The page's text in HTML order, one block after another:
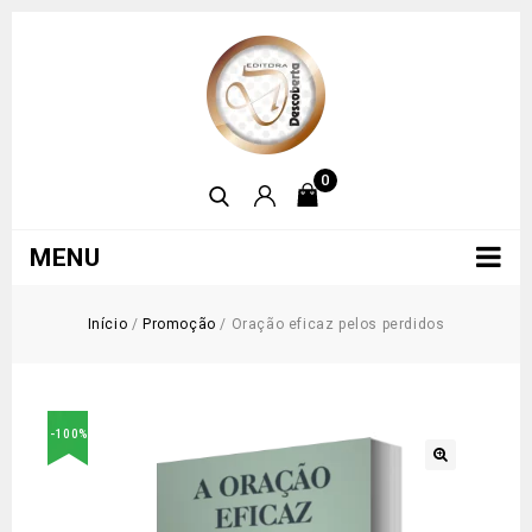
0
MENU
Início / Promoção / Oração eficaz pelos perdidos
-100%